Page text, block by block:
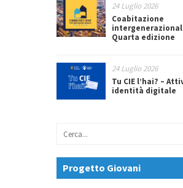
24 Luglio 2026
Coabitazione
Quarta edizione
24 Luglio 2026
Tu CIE l’hai? –
identità digitale
Progetto Giovani